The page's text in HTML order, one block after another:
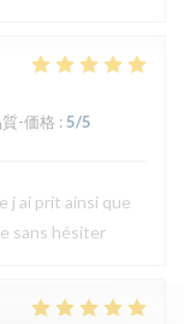
-価格 : 5/5
j ai prit ainsi que
sans hésiter